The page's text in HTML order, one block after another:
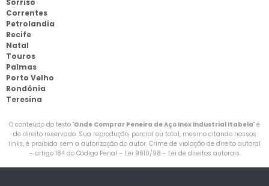
Sorriso
Correntes
Petrolandia
Recife
Natal
Touros
Palmas
Porto Velho
Rondônia
Teresina
O conteúdo do texto "Onde Comprar Peneira de Aço Inox Industrial Itabela" é
de direito reservado. Sua reprodução, parcial ou total, mesmo citando nossos
links, é proibida sem a autorização do autor. Crime de violação de direito autoral
– artigo 184 do Código Penal – Lei 9610/98 - Lei de direitos autorais.